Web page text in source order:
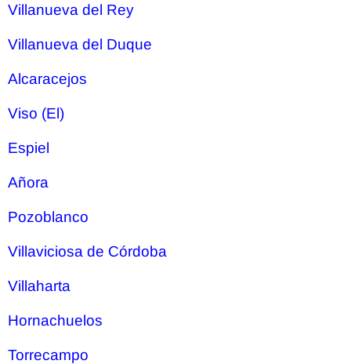
Villanueva del Rey
Villanueva del Duque
Alcaracejos
Viso (El)
Espiel
Añora
Pozoblanco
Villaviciosa de Córdoba
Villaharta
Hornachuelos
Torrecampo